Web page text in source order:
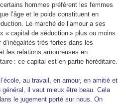
hommes préfèrent les femmes
l’âge et le poids constituent en
Le marché de l’amour a ses
« capital de séduction » plus ou moins
très fortes dans les
les relations amoureuses en
: ce capital est en partie héréditaire.
au travail, en amour, en amitié et
il vaut mieux être beau. Cela
le jugement porté sur nous. On